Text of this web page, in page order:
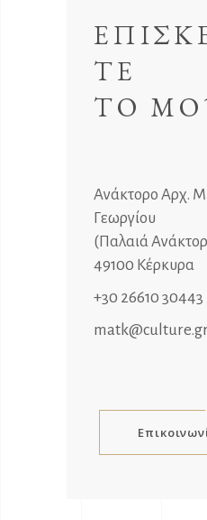
ΤΕ
ΤΟ
Ανάκτορο Αρχ.
Γεωργίου
(Παλαιά
49100 Κέρκυρα
+30 26610 30443